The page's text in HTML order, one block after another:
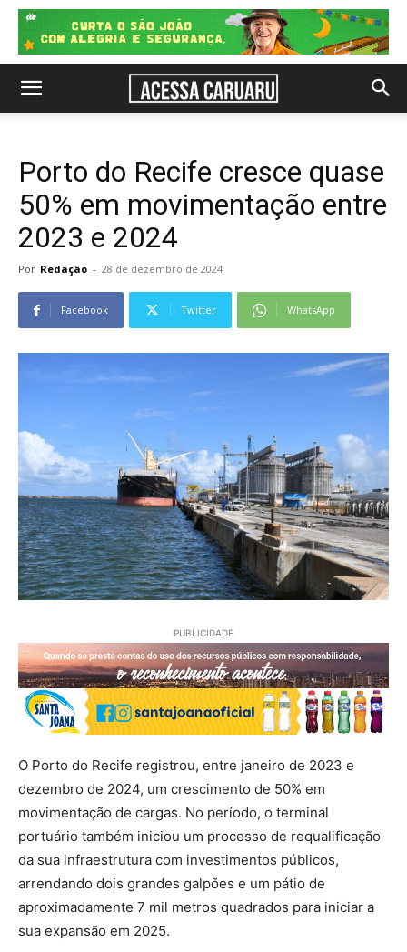
Porto do Recife cresce quase
50% em movimentação entre
2023 e 2024
Por Redação - 28 de dezembro de 2024
Facebook Twitter WhatsApp
PUBLICIDADE
O Porto do Recife registrou, entre janeiro de 2023 e
dezembro de 2024, um crescimento de 50% em
movimentação de cargas. No período, o terminal
portuário também iniciou um processo de requalificação
da sua infraestrutura com investimentos públicos,
arrendando dois grandes galpões e um pátio de
aproximadamente 7 mil metros quadrados para iniciar a
sua expansão em 2025.